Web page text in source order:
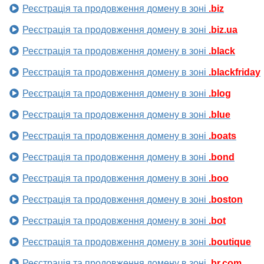
Реєстрація та продовження домену в зоні .biz
Реєстрація та продовження домену в зоні .biz.ua
Реєстрація та продовження домену в зоні .black
Реєстрація та продовження домену в зоні .blackfriday
Реєстрація та продовження домену в зоні .blog
Реєстрація та продовження домену в зоні .blue
Реєстрація та продовження домену в зоні .boats
Реєстрація та продовження домену в зоні .bond
Реєстрація та продовження домену в зоні .boo
Реєстрація та продовження домену в зоні .boston
Реєстрація та продовження домену в зоні .bot
Реєстрація та продовження домену в зоні .boutique